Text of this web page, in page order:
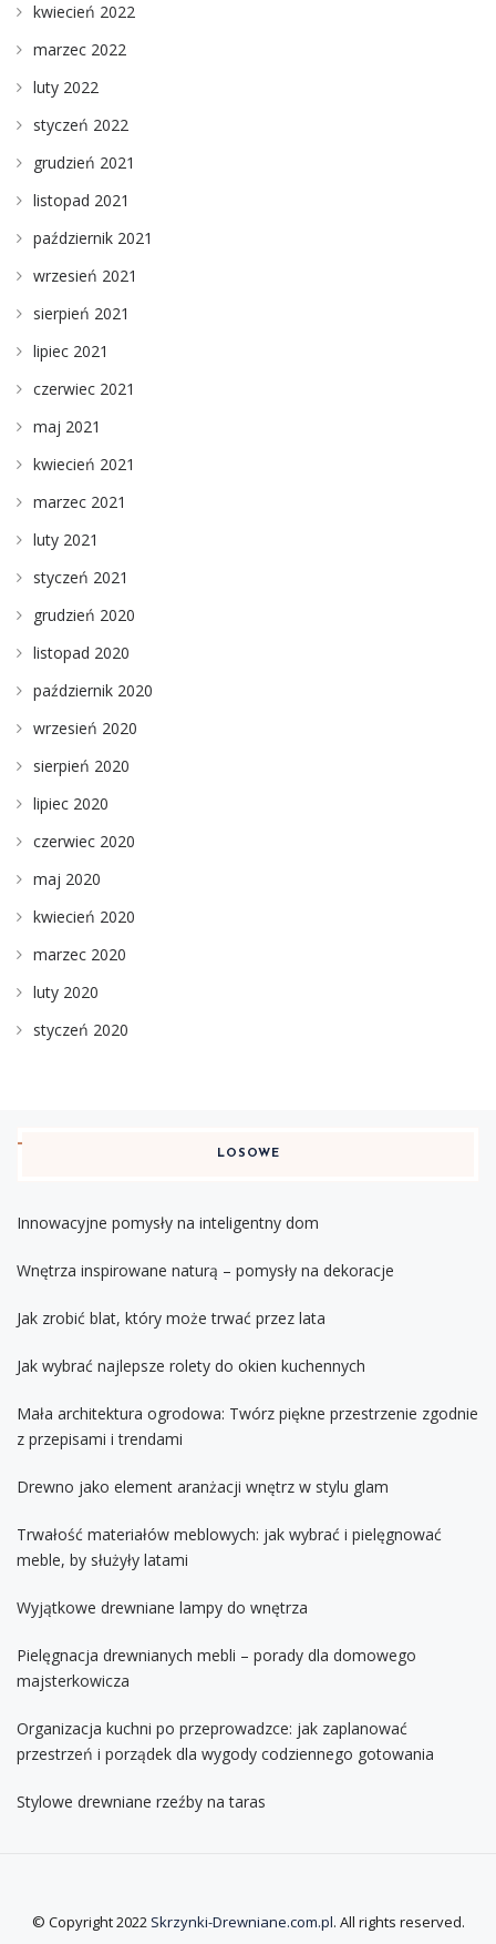
kwiecień 2022
marzec 2022
luty 2022
styczeń 2022
grudzień 2021
listopad 2021
październik 2021
wrzesień 2021
sierpień 2021
lipiec 2021
czerwiec 2021
maj 2021
kwiecień 2021
marzec 2021
luty 2021
styczeń 2021
grudzień 2020
listopad 2020
październik 2020
wrzesień 2020
sierpień 2020
lipiec 2020
czerwiec 2020
maj 2020
kwiecień 2020
marzec 2020
luty 2020
styczeń 2020
LOSOWE
Innowacyjne pomysły na inteligentny dom
Wnętrza inspirowane naturą – pomysły na dekoracje
Jak zrobić blat, który może trwać przez lata
Jak wybrać najlepsze rolety do okien kuchennych
Mała architektura ogrodowa: Twórz piękne przestrzenie zgodnie
z przepisami i trendami
Drewno jako element aranżacji wnętrz w stylu glam
Trwałość materiałów meblowych: jak wybrać i pielęgnować
meble, by służyły latami
Wyjątkowe drewniane lampy do wnętrza
Pielęgnacja drewnianych mebli – porady dla domowego
majsterkowicza
Organizacja kuchni po przeprowadzce: jak zaplanować
przestrzeń i porządek dla wygody codziennego gotowania
Stylowe drewniane rzeźby na taras
© Copyright 2022 Skrzynki-Drewniane.com.pl. All rights reserved.